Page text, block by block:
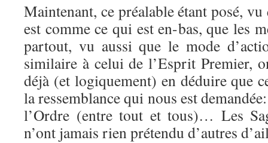
Maintenant, ce préalable étant posé,
est comme ce qui est en-bas, que les
partout, vu aussi que le mode
similaire à celui de l’Esprit Premier,
déjà (et logiquement) en déduire que
la ressemblance qui nous est
l’Ordre (entre tout et tous)… Les
n’ont jamais rien prétendu d’autres